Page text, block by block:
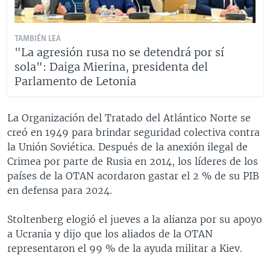
TAMBIÉN LEA
"La agresión rusa no se detendrá por sí
sola": Daiga Mierina, presidenta del
Parlamento de Letonia
La Organización del Tratado del Atlántico Norte se
creó en 1949 para brindar seguridad colectiva contra
la Unión Soviética. Después de la anexión ilegal de
Crimea por parte de Rusia en 2014, los líderes de los
países de la OTAN acordaron gastar el 2 % de su PIB
en defensa para 2024.
Stoltenberg elogió el jueves a la alianza por su apoyo
a Ucrania y dijo que los aliados de la OTAN
representaron el 99 % de la ayuda militar a Kiev.